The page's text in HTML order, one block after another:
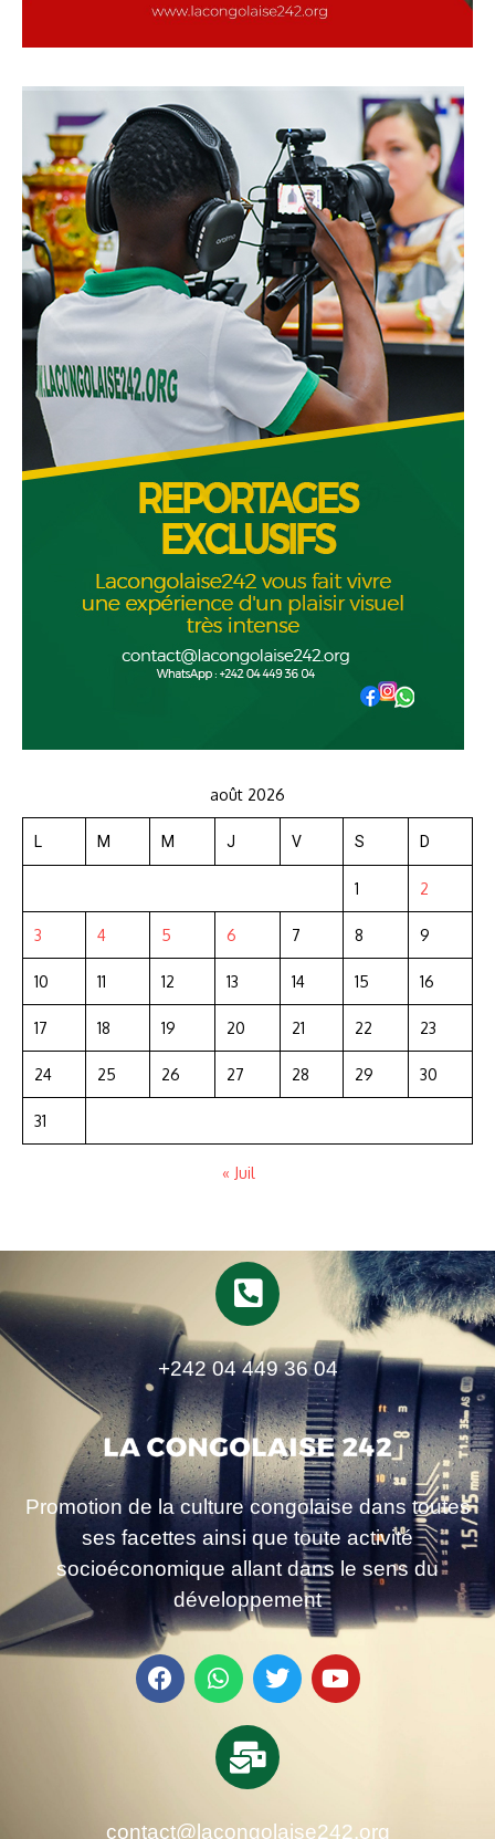
août 2026
L M M J V S D
1 2
3 4 5 6 7 8 9
10 11 12 13 14 15 16
17 18 19 20 21 22 23
24 25 26 27 28 29 30
31
« Juil
+242 04 449 36 04
Promotion de la culture congolaise dans toutes
ses facettes ainsi que toute activité
socioéconomique allant dans le sens du
développement
contact@lacongolaise242.org